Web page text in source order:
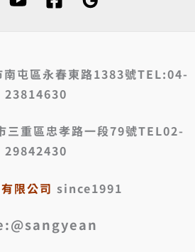
南屯區永春東路1383號TEL:04-
23814630
三重區忠孝路一段79號TEL02-
29842430
限公司 since1991